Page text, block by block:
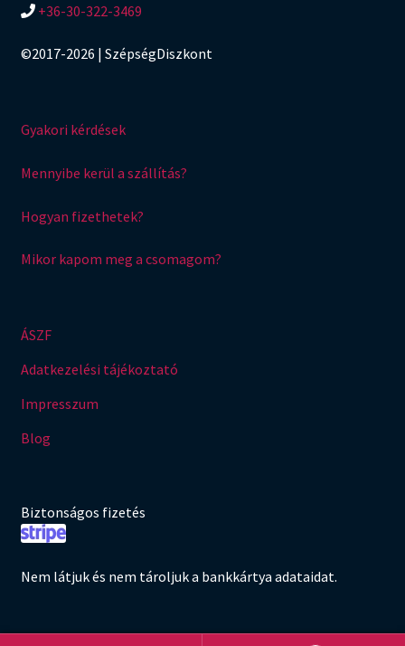
+36-30-322-3469
©2017-2026 | SzépségDiszkont
Gyakori kérdések
Mennyibe kerül a szállítás?
Hogyan fizethetek?
Mikor kapom meg a csomagom?
ÁSZF
Adatkezelési tájékoztató
Impresszum
Blog
Biztonságos fizetés
Nem látjuk és nem tároljuk a bankkártya adataidat.